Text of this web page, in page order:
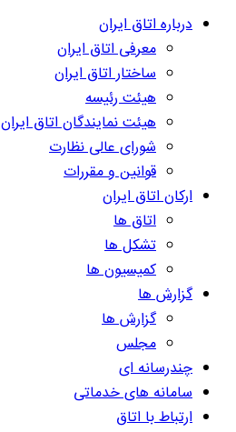
درباره اتاق ایران
معرفی اتاق ایران
ساختار اتاق ایران
هیئت رئیسه
هیئت نمایندگان اتاق ایران
شورای عالی نظارت
قوانین و مقررات
ارکان اتاق ایران
اتاق ها
تشکل ها
کمیسیون ها
گزارش ها
گزارش ها
مجلس
چندرسانه ای
سامانه های خدماتی
ارتباط با اتاق